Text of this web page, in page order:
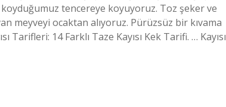
tencereye koyuyoruz. Toz şeker ve
meyveyi ocaktan alıyoruz. Pürüzsüz bir kıvama
Tarifleri: 14 Farklı Taze Kayısı Kek Tarifi. … Kayısı